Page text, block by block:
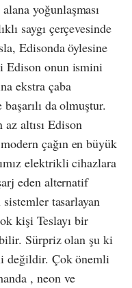
yoğunlaşması
saygı çerçevesinde
Edisonda öylesine
Edison onun ismini
ekstra çaba
da olmuştur.
altısı Edison
çağın en büyük
elektrikli cihazlara
eden alternatif
tasarlayan
kişi Teslayı bir
Sürpriz olan şu ki
değildir. Çok önemli
, neon ve